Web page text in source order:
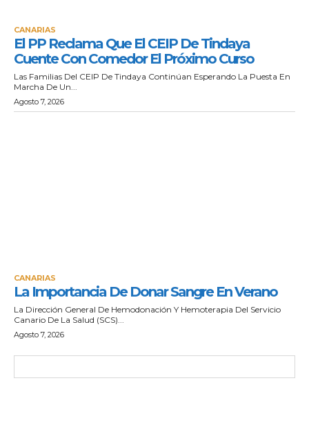
CANARIAS
El PP Reclama Que El CEIP De Tindaya
Cuente Con Comedor El Próximo Curso
Las Familias Del CEIP De Tindaya Continúan Esperando La Puesta En
Marcha De Un...
Agosto 7, 2026
CANARIAS
La Importancia De Donar Sangre En Verano
La Dirección General De Hemodonación Y Hemoterapia Del Servicio
Canario De La Salud (SCS)...
Agosto 7, 2026